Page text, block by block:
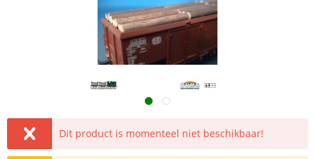
Dit product is momenteel niet beschikbaar!